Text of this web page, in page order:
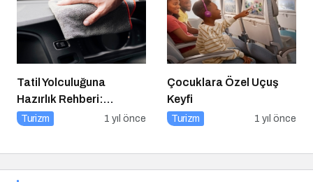
Tatil Yolculuğuna
Hazırlık Rehberi:
Aracınız İçin Almanız
Turizm 1 yıl önce
Çocuklara Özel Uçuş
Keyfi
Turizm 1 yıl önce